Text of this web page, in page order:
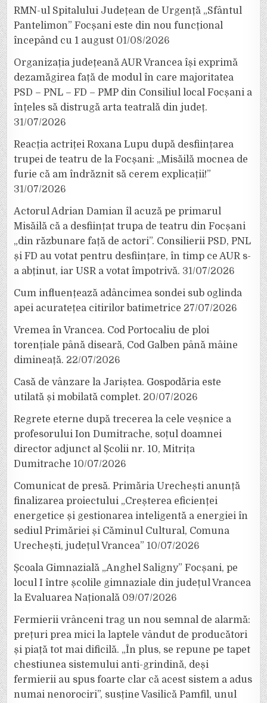
RMN-ul Spitalului Județean de Urgență „Sfântul
Pantelimon” Focșani este din nou funcțional
începând cu 1 august 01/08/2026
Organizația județeană AUR Vrancea își exprimă
dezamăgirea față de modul în care majoritatea
PSD – PNL – FD – PMP din Consiliul local Focșani a
înțeles să distrugă arta teatrală din județ.
31/07/2026
Reacția actriței Roxana Lupu după desființarea
trupei de teatru de la Focșani: „Misăilă mocnea de
furie că am îndrăznit să cerem explicații!”
31/07/2026
Actorul Adrian Damian îl acuză pe primarul
Misăilă că a desființat trupa de teatru din Focșani
„din răzbunare față de actori”. Consilierii PSD, PNL
și FD au votat pentru desființare, în timp ce AUR s-
a abținut, iar USR a votat împotrivă. 31/07/2026
Cum influențează adâncimea sondei sub oglinda
apei acuratețea citirilor batimetrice 27/07/2026
Vremea în Vrancea. Cod Portocaliu de ploi
torențiale până diseară, Cod Galben până mâine
dimineață. 22/07/2026
Casă de vânzare la Jariștea. Gospodăria este
utilată și mobilată complet. 20/07/2026
Regrete eterne după trecerea la cele veșnice a
profesorului Ion Dumitrache, soțul doamnei
director adjunct al Școlii nr. 10, Mitrița
Dumitrache 10/07/2026
Comunicat de presă. Primăria Urechești anunță
finalizarea proiectului „Creșterea eficienței
energetice și gestionarea inteligentă a energiei în
sediul Primăriei și Căminul Cultural, Comuna
Urechești, județul Vrancea” 10/07/2026
Școala Gimnazială „Anghel Saligny” Focșani, pe
locul I între școlile gimnaziale din județul Vrancea
la Evaluarea Națională 09/07/2026
Fermierii vrânceni trag un nou semnal de alarmă:
prețuri prea mici la laptele vândut de producători
și piață tot mai dificilă. „În plus, se repune pe tapet
chestiunea sistemului anti-grindină, deși
fermierii au spus foarte clar că acest sistem a adus
numai nenorociri”, susține Vasilică Pamfil, unul